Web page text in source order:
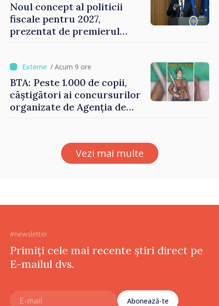
Noul concept al politicii
fiscale pentru 2027,
prezentat de premierul
investițiile, taxăm viciile și
echilibrăm taxarea
consumului”
/ Acum 9 ore
BTA: Peste 1.000 de copii,
câștigători ai concursurilor
organizate de Agenția de
Vezi mai multe
#newsletter
Primiți cele mai recente știri direct pe
E-mailul dvs.
Abonează-te